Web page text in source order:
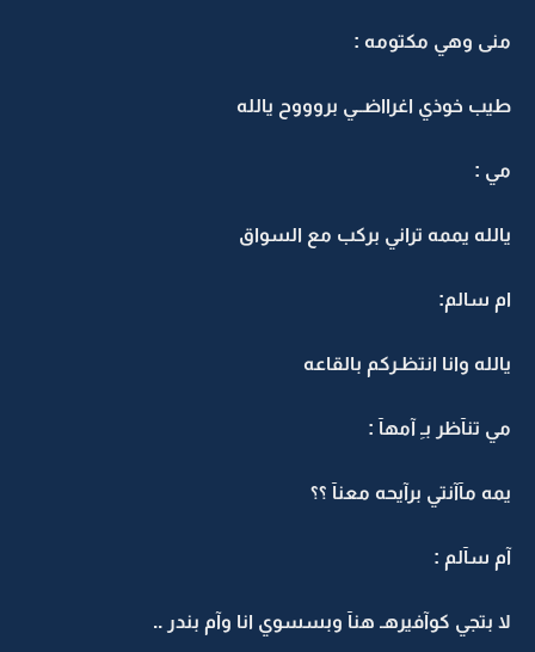
منى وهي مكتومه :
طيب خوذي اغرااضــي بروووح يالله
مي :
يالله يممه تراني بركب مع السواق
ام سالم:
يالله وانا انتظـركم بالقاعه
مي تنآظر بـِ آمهآ :
يمه مآآنتي برآيحه معنآ ؟؟
آم سآلم :
لا بتجي كوآفيرهـ هنآ وبسسوي انا وآم بندر ..